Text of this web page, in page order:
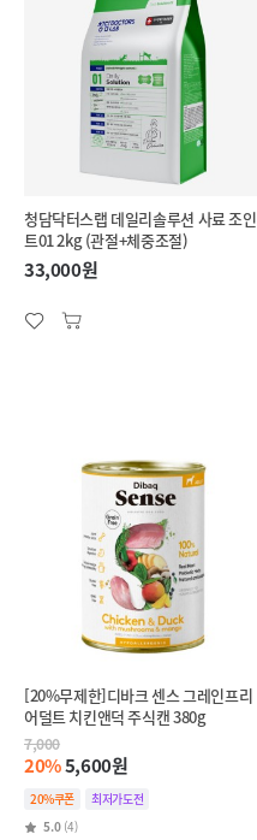
청담닥터스랩 데일리솔루션 사료 조인
트01 2kg (관절+체중조절)
33,000원
[20%무제한]디바크 센스 그레인프리
어덜트 치킨앤덕 주식캔 380g
7,000
20%5,600원
20%쿠폰
최저가도전
5.0 (4)